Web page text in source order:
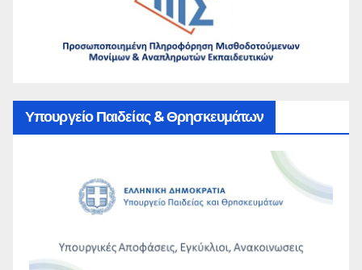
Υπουργείο Παιδείας & Θρησκευμάτων